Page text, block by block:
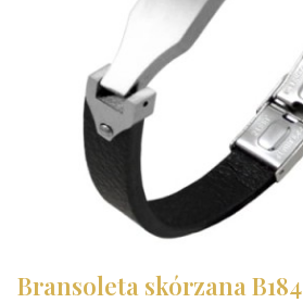
Bransoleta skórzana B184